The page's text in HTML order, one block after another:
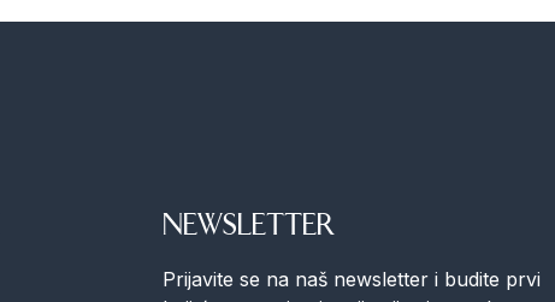
NEWSLETTER
Prijavite se na naš newsletter i budite prvi